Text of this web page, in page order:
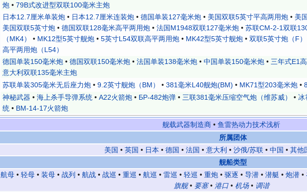
炮 • 79B式改进型双联100毫米主炮
日本12.7厘米单装炮 • 日本12.7厘米连装炮 • 德国单装127毫米炮 • 美国双联5英寸平高两用炮 • 美
美国双联5英寸炮 • 德国双联128毫米高平两用炮 • 法国M1948双联127毫米炮 • 苏联СМ-2-1双联
（MK4）
• MK12型5英寸舰炮 • 5英寸L54双联高平两用炮 • MK42型5英寸舰炮 • 双联5英寸炮（F）
高平两用炮（L54）
德国单装150毫米炮 • 德国双联150毫米炮 • 法国单装138毫米炮 • 中国单装150毫米炮 • 三年式E1
意大利双联135毫米主炮
苏联单装305毫米无后座力炮 • 9.2英寸舰炮（BM） • 381毫米L40舰炮(BM) • MK71型203毫米炮 •
神秘武器 • 海上杀手导弹系统 • A22火箭炮 • БР-482炮弹 • 三联381毫米压缩空气炮（维苏威） • 冰
统 • BM-14-17火箭炮
舰载武器制造商 • 鱼雷热动力技术浅析
所属团体
美国 • 英国 • 日本 • 德国 • 法国 • 意大利 • 沙俄/苏联 • 中国 • 其他
舰船类型
航母 • 轻母 • 装母 • 战列 • 航战 • 战巡 • 重巡 • 航巡 • 雷巡 • 轻巡 • 重炮 • 驱逐 • 导潜 • 潜艇 • 炮潜 •
旗舰• 要塞• 港口• 机场• 调谐